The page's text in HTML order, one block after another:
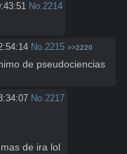
No.2214
No.2215 >>2220
de pseudociencias
No.2217
de ira lol